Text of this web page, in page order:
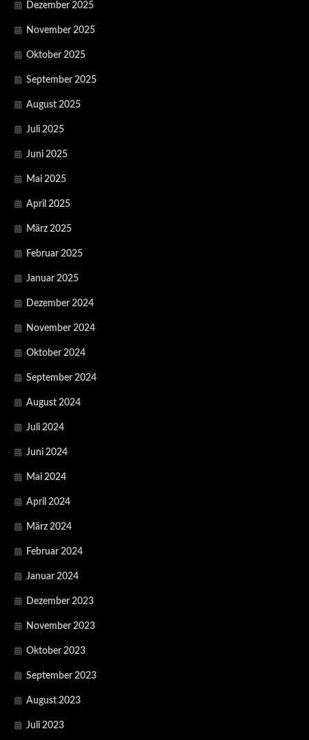
Dezember 2025
November 2025
Oktober 2025
September 2025
August 2025
Juli 2025
Juni 2025
Mai 2025
April 2025
März 2025
Februar 2025
Januar 2025
Dezember 2024
November 2024
Oktober 2024
September 2024
August 2024
Juli 2024
Juni 2024
Mai 2024
April 2024
März 2024
Februar 2024
Januar 2024
Dezember 2023
November 2023
Oktober 2023
September 2023
August 2023
Juli 2023